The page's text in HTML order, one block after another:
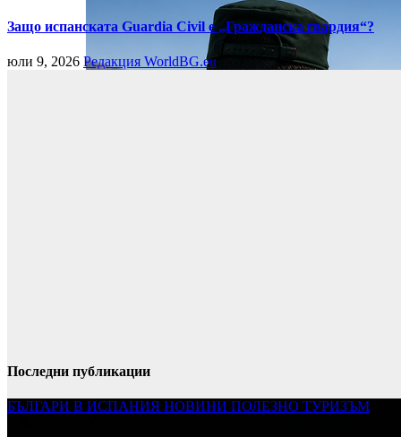
Защо испанската Guardia Civil е „Гражданска гвардия“?
юли 9, 2026 Редакция WorldBG.eu
Последни публикации
БЪЛГАРИ В ИСПАНИЯ НОВИНИ ПОЛЕЗНО ТУРИЗЪМ